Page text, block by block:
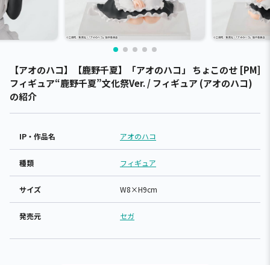
【アオのハコ】【鹿野千夏】「アオのハコ」 ちょこのせ [PM]
フィギュア“鹿野千夏”文化祭Ver. / フィギュア (アオのハコ)
の紹介
IP・作品名 アオのハコ
種類 フィギュア
サイズ W8×H9cm
発売元 セガ